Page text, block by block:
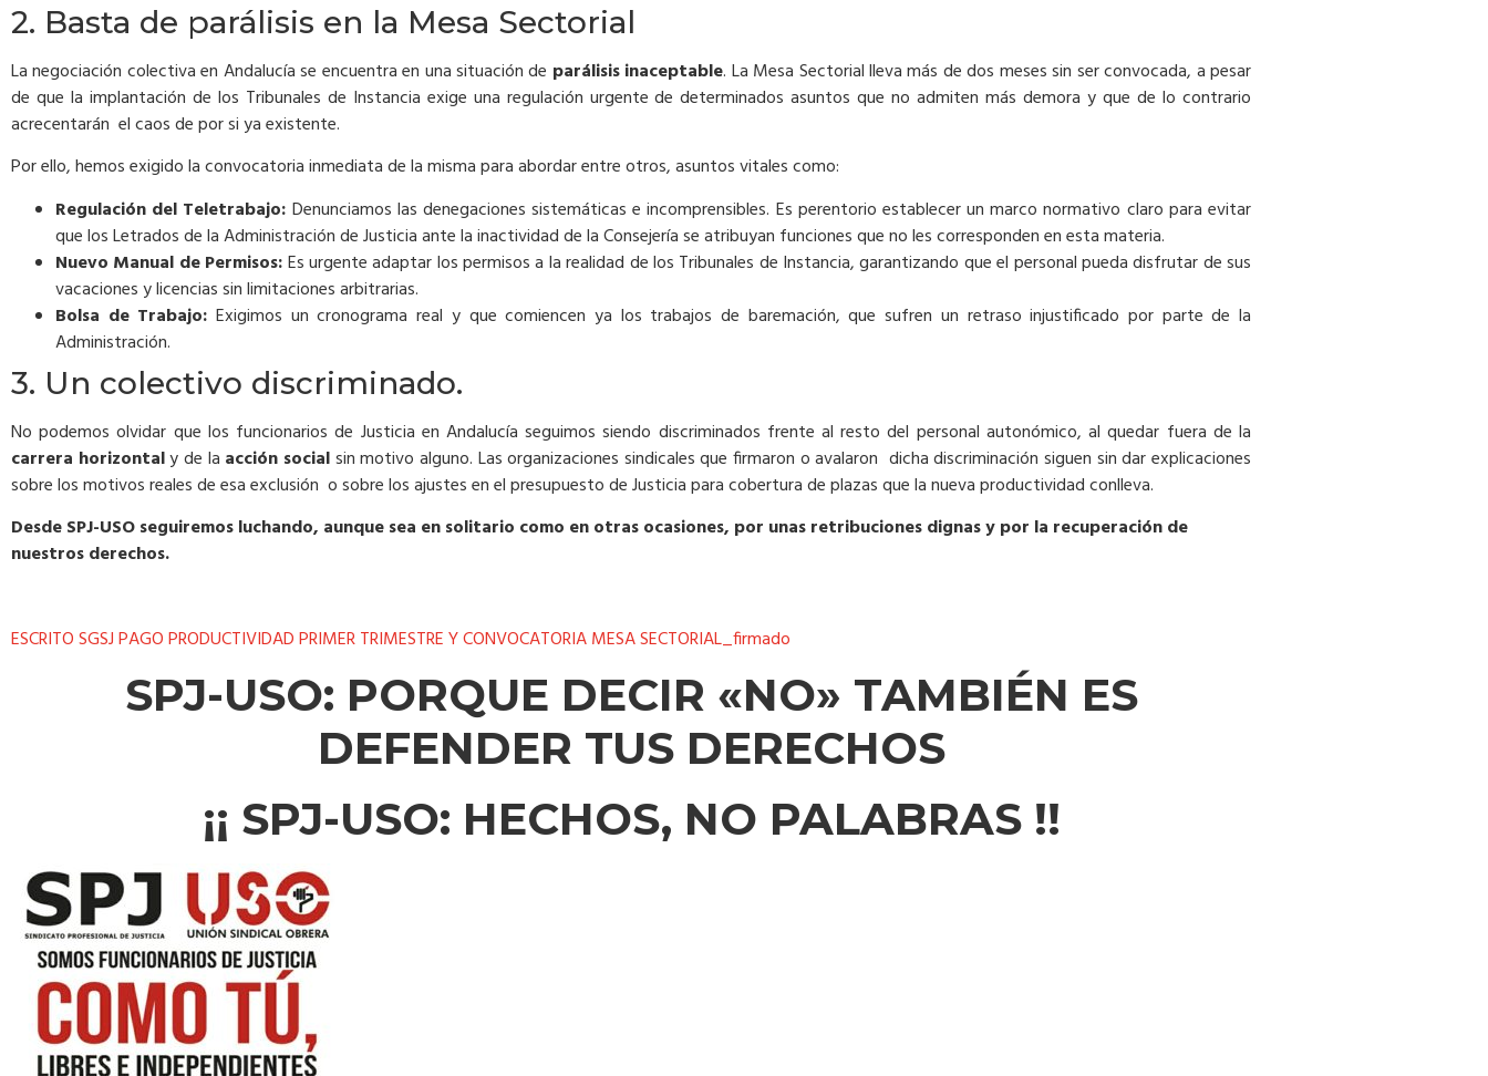
2. Basta de parálisis en la Mesa Sectorial
La negociación colectiva en Andalucía se encuentra en una situación de parálisis inaceptable. La Mesa Sectorial lleva más de dos meses sin ser convocada, a pesar
de que la implantación de los Tribunales de Instancia exige una regulación urgente de determinados asuntos que no admiten más demora y que de lo contrario
acrecentarán el caos de por si ya existente.
Por ello, hemos exigido la convocatoria inmediata de la misma para abordar entre otros, asuntos vitales como:
Regulación del Teletrabajo: Denunciamos las denegaciones sistemáticas e incomprensibles. Es perentorio establecer un marco normativo claro para evitar
que los Letrados de la Administración de Justicia ante la inactividad de la Consejería se atribuyan funciones que no les corresponden en esta materia.
Nuevo Manual de Permisos:Es urgente adaptar los permisos a la realidad de los Tribunales de Instancia, garantizando que el personal pueda disfrutar de sus
vacaciones y licencias sin limitaciones arbitrarias.
Bolsa de Trabajo: Exigimos un cronograma real y que comiencen ya los trabajos de baremación, que sufren un retraso injustificado por parte de la
Administración.
3. Un colectivo discriminado.
No podemos olvidar que los funcionarios de Justicia en Andalucía seguimos siendo discriminados frente al resto del personal autonómico, al quedar fuera de la
carrera horizontaly de la acción socialsin motivo alguno. Las organizaciones sindicales que firmaron o avalaron dicha discriminación siguen sin dar explicaciones
sobre los motivos reales de esa exclusión o sobre los ajustes en el presupuesto de Justicia para cobertura de plazas que la nueva productividad conlleva.
Desde SPJ-USO seguiremos luchando, aunque sea en solitario como en otras ocasiones, por unas retribuciones dignas y por la recuperación de
nuestros derechos.
ESCRITO SGSJ PAGO PRODUCTIVIDAD PRIMER TRIMESTRE Y CONVOCATORIA MESA SECTORIAL_firmado
SPJ-USO: PORQUE DECIR «NO» TAMBIÉN ES
DEFENDER TUS DERECHOS
¡¡ SPJ-USO: HECHOS, NO PALABRAS !!